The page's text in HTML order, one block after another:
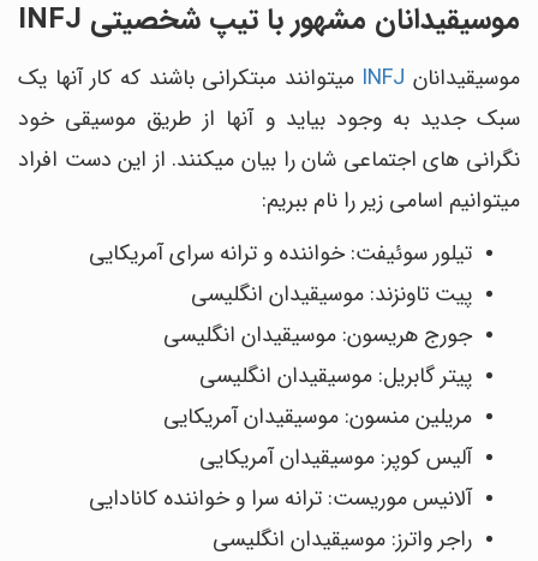
موسیقیدانان مشهور با تیپ شخصیتی INFJ
موسیقیدانان INFJ
می‎توانند مبتکرانی باشند که کار آن‎ها یک
سبک جدید به وجود بیاید و آن‎ها از طریق موسیقی خود
نگرانی‎ های اجتماعی ‎شان را بیان می‎کنند. از این دست افراد
می‎توانیم اسامی زیر را نام ببریم:
تیلور سوئیفت: خواننده و ترانه ‎سرای آمریکایی
پیت تاونزند: موسیقیدان انگلیسی
جورج هریسون: موسیقیدان انگلیسی
پیتر گابریل: موسیقیدان انگلیسی
مریلین منسون: موسیقیدان آمریکایی
آلیس کوپر: موسیقیدان آمریکایی
آلانیس موریست: ترانه ‎سرا و خواننده کانادایی
راجر واترز: موسیقیدان انگلیسی